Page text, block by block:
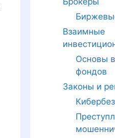
Взаимные
Основы
фондов
Законы и